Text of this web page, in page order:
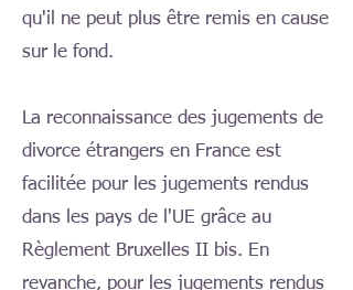
qu'il ne peut plus être remis en cause
sur le fond.
La reconnaissance des jugements de
divorce étrangers en France est
facilitée pour les jugements rendus
dans les pays de l'UE grâce au
Règlement Bruxelles II bis. En
revanche, pour les jugements rendus